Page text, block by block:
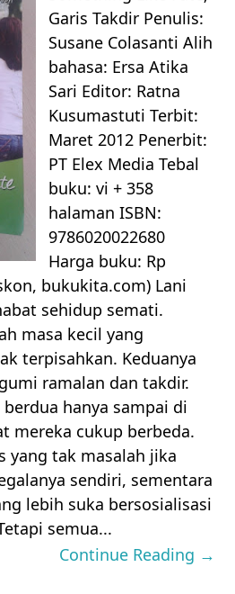
Garis Takdir Penulis:
Susane Colasanti Alih
bahasa: Ersa Atika
Sari Editor: Ratna
Kusumastuti Terbit:
Maret 2012 Penerbit:
PT Elex Media Tebal
buku: vi + 358
halaman ISBN:
9786020022680
Harga buku: Rp
bukukita.com) Lani
sehidup semati.
masa kecil yang
terpisahkan. Keduanya
ramalan dan takdir.
hanya sampai di
mereka cukup berbeda.
yang tak masalah jika
sendiri, sementara
lebih suka bersosialisasi
semua...
Continue Reading →